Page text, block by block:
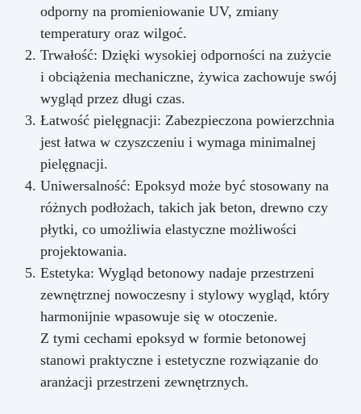
odporny na promieniowanie UV, zmiany
temperatury oraz wilgoć.
Trwałość: Dzięki wysokiej odporności na zużycie
i obciążenia mechaniczne, żywica zachowuje swój
wygląd przez długi czas.
Łatwość pielęgnacji: Zabezpieczona powierzchnia
jest łatwa w czyszczeniu i wymaga minimalnej
pielęgnacji.
Uniwersalność: Epoksyd może być stosowany na
różnych podłożach, takich jak beton, drewno czy
płytki, co umożliwia elastyczne możliwości
projektowania.
Estetyka: Wygląd betonowy nadaje przestrzeni
zewnętrznej nowoczesny i stylowy wygląd, który
harmonijnie wpasowuje się w otoczenie.
Z tymi cechami epoksyd w formie betonowej
stanowi praktyczne i estetyczne rozwiązanie do
aranżacji przestrzeni zewnętrznych.